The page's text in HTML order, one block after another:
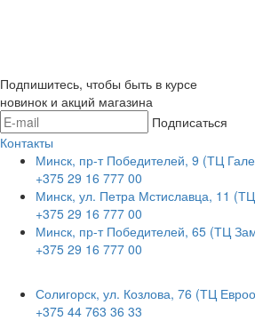
Подпишитесь, чтобы быть в курсе
новинок и акций магазина
Подписаться
Контакты
Минск, пр-т Победителей, 9 (ТЦ
+375 29 16 777 00
Минск, ул. Петра Мстиславца, 11
+375 29 16 777 00
Минск, пр-т Победителей, 65 (ТЦ
+375 29 16 777 00
Солигорск, ул. Козлова, 76 (ТЦ
+375 44 763 36 33